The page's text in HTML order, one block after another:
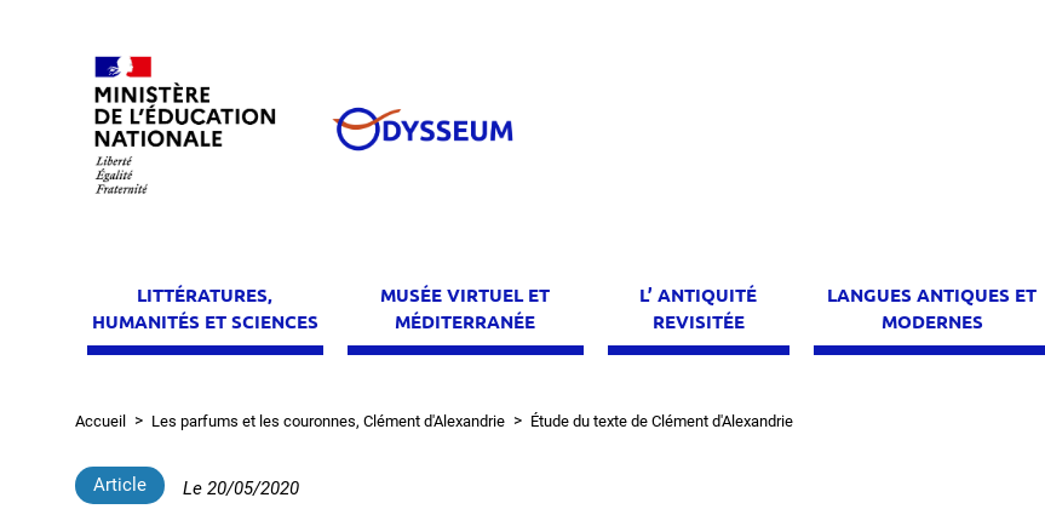
LITTÉRATURES,
HUMANITÉS ET SCIENCES
MUSÉE VIRTUEL ET
MÉDITERRANÉE
L’ ANTIQUITÉ
REVISITÉE
LANGUES ANTIQUES ET
MODERNES
Fil
d'Ariane
Accueil Les parfums et les couronnes, Clément d'Alexandrie Étude du texte de Clément d'Alexandrie
Article Le 20/05/2020